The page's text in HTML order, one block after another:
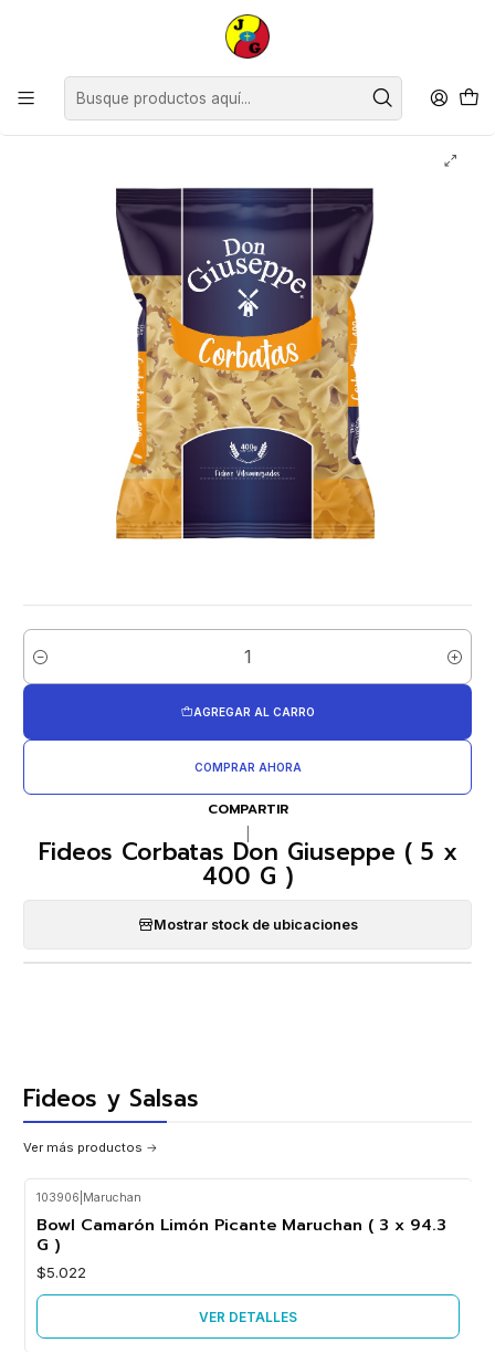
Disponible sólo Retiro en Tienda Osorno.
Abarrotes
Fideos Corbatas Don Giuseppe ( 5 x 400 G )
Cantidad
AGREGAR AL CARRO
COMPRAR AHORA
COMPARTIR
Fideos Corbatas Don Giuseppe ( 5 x
400 G )
Mostrar stock de ubicaciones
Fideos y Salsas
Ver más productos
103906 Maruchan
Bowl Camarón Limón Picante Maruchan ( 3 x 94.3
G )
$5.022
VER DETALLES